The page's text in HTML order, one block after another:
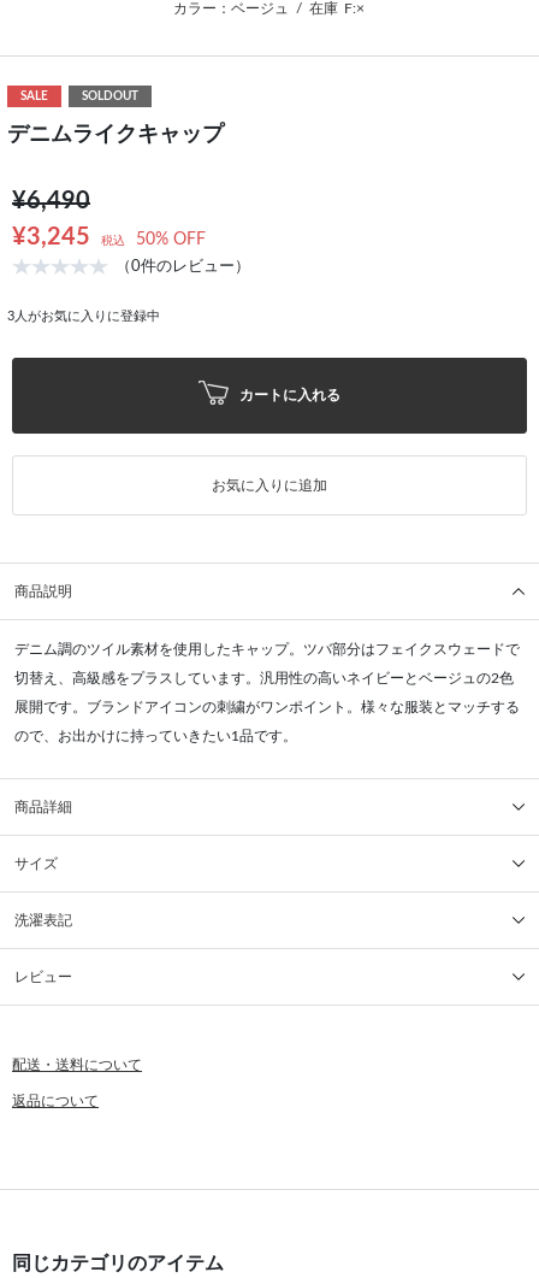
カラー：ベージュ / 在庫 F:×
SALE SOLDOUT
デニムライクキャップ
¥6,490
¥3,245
税込 50% OFF
（0件のレビュー）
3 人がお気に入りに登録中
カートに入れる
お気に入りに追加
商品説明
デニム調のツイル素材を使用したキャップ。ツバ部分はフェイクスウェードで
切替え、高級感をプラスしています。汎用性の高いネイビーとベージュの2色
展開です。ブランドアイコンの刺繍がワンポイント。様々な服装とマッチする
ので、お出かけに持っていきたい1品です。
商品詳細
サイズ
洗濯表記
レビュー
配送・送料について
返品について
同じカテゴリのアイテム